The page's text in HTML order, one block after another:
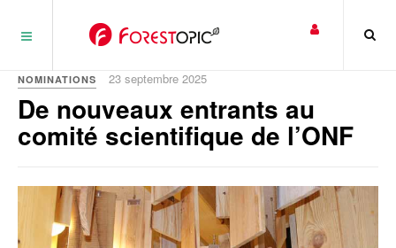
NOMINATIONS 23 septembre 2025
De nouveaux entrants au
comité scientifique de l’ONF